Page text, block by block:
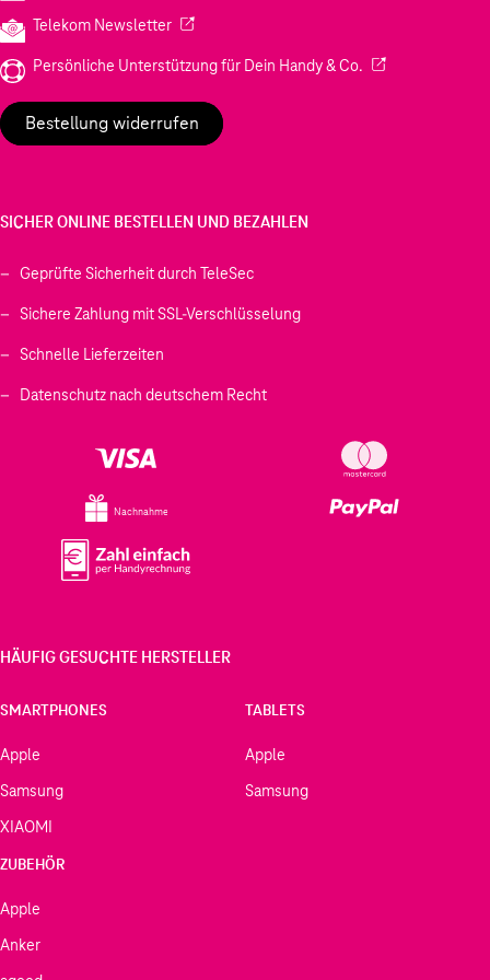
Telekom Newsletter(Wird in einem neuen Tab geöffnet)
Persönliche Unterstützung für Dein Handy & Co. (Wird in einem
Bestellung widerrufen
SICHER ONLINE BESTELLEN UND BEZAHLEN
Geprüfte Sicherheit durch TeleSec
Sichere Zahlung mit SSL-Verschlüsselung
Schnelle Lieferzeiten
Datenschutz nach deutschem Recht
Nachnahme
HÄUFIG GESUCHTE HERSTELLER
SMARTPHONES
Apple
Samsung
XIAOMI
TABLETS
Apple
Samsung
ZUBEHÖR
Apple
Anker